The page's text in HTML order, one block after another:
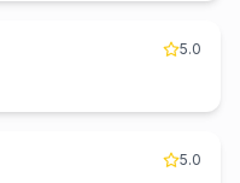
5.0
5.0